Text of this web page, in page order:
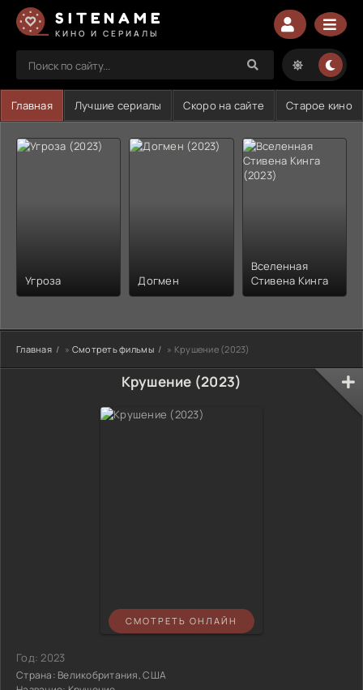
SITENAME
КИНО И СЕРИАЛЫ
Главная Лучшие сериалы Скоро на сайте Старое кино
Угроза Догмен
Вселенная
Стивена Кинга
Главная » Смотреть фильмы » Крушение (2023)
Крушение (2023)
СМОТРЕТЬ ОНЛАЙН
Год:2023
Страна: Великобритания, США